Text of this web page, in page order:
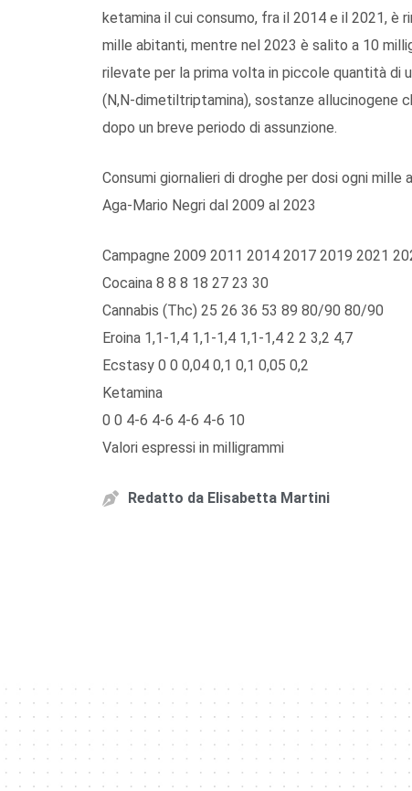
ketamina il cui consumo, fra il 2014 e il 2021,
mille abitanti, mentre nel 2023 è salito a 10
rilevate per la prima volta in piccole quantità
(N,N-dimetiltriptamina), sostanze allucinogene
dopo un breve periodo di assunzione.
Consumi giornalieri di droghe per dosi ogni
Aga-Mario Negri dal 2009 al 2023
Campagne 2009 2011 2014 2017 2019 2021
Cocaina 8 8 8 18 27 23 30
Cannabis (Thc) 25 26 36 53 89 80/90 80/90
Eroina 1,1-1,4 1,1-1,4 1,1-1,4 2 2 3,2 4,7
Ecstasy 0 0 0,04 0,1 0,1 0,05 0,2
Ketamina
0 0 4-6 4-6 4-6 4-6 10
Valori espressi in milligrammi
Redatto da Elisabetta Martini